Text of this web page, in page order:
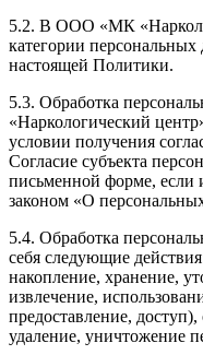
5.2. В ООО «МК
категории
настоящей Политики.
5.3. Обработка
«Наркологический
условии получения
Согласие субъекта
письменной форме, если
законом «О
5.4. Обработка
себя следующие
накопление, хранение,
извлечение,
предоставление,
удаление, уничтожение